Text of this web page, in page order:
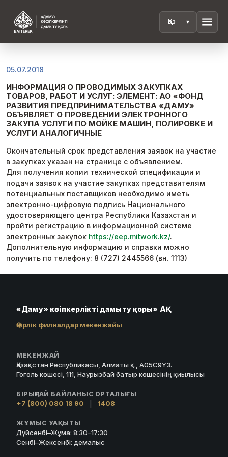
menu
05.07.2018
ИНФОРМАЦИЯ О ПРОВОДИМЫХ ЗАКУПКАХ
ТОВАРОВ, РАБОТ И УСЛУГ: ЭЛЕМЕНТ: АО «ФОНД
РАЗВИТИЯ ПРЕДПРИНИМАТЕЛЬСТВА «ДАМУ»
ОБЪЯВЛЯЕТ О ПРОВЕДЕНИИ ЭЛЕКТРОННОГО
ЗАКУПА УСЛУГИ ПО МОЙКЕ МАШИН, ПОЛИРОВКЕ И
УСЛУГИ АНАЛОГИЧНЫЕ
Окончательный срок представления заявок на участие
в закупках указан на странице с объявлением.
Для получения копии технической спецификации и
подачи заявок на участие закупках представителям
потенциальных поставщиков необходимо иметь
электронно-цифровую подпись Национального
удостоверяющего центра Республики Казахстан и
пройти регистрацию в информационной системе
электронных закупок https://eep.mitwork.kz/.
Дополнительную информацию и справки можно
получить по телефону: 8 (727) 2445566 (вн. 1113)
«Даму» кәсіпкерлікті дамыту қоры» АҚ
Өңірлік филиалдар мекенжайы
МЕКЕНЖАЙ
Қазақстан Республикасы, Алматы қ., A05C9Y3.
Гоголь көшесі, 111, Наурызбай батыр көшесінің қиылысы
БІРЫҢҒАЙ БАЙЛАНЫС ОРТАЛЫҒЫ
+7 (800) 080 18 90 1408
ЖҰМЫС УАҚЫТЫ
Дүйсенбі–Жұма: 8:30–17:30
Сенбі–Жексенбі: демалыс